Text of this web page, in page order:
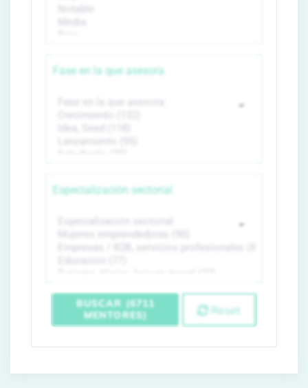
Fase en la que asesora
Especialización sectorial
BUSCAR (6711
MENTORES)
Reset